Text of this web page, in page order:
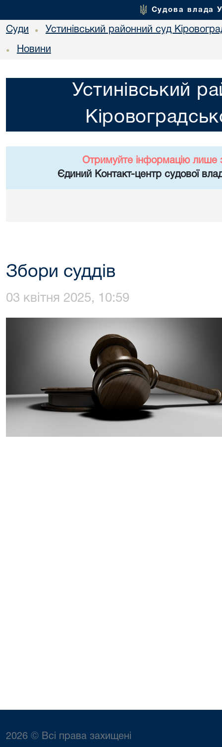
Судова влада
Суди • Устинівський районний суд
• Новини
Устинівський
Отримуйте інформацію лише
Єдиний Контакт-центр судової
Збори суддів
03 квітня 2025, 10:59
2026 © Всі права захищені